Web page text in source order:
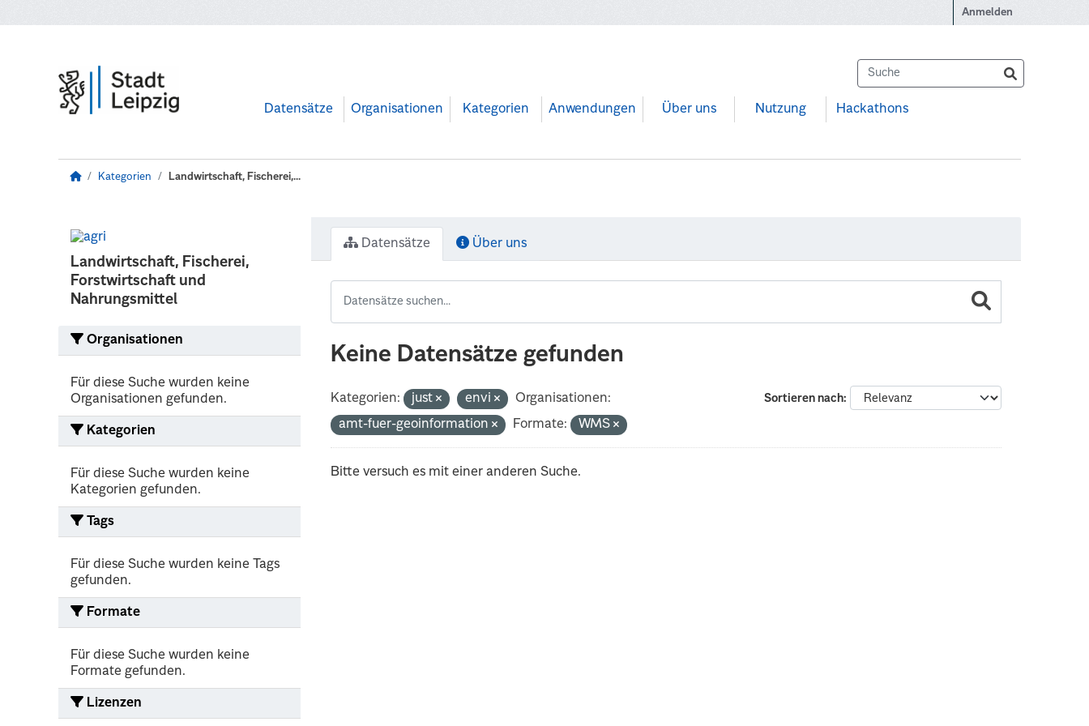
Anmelden
Datensätze Organisationen Kategorien Anwendungen Über uns Nutzung Hackathons
Kategorien Landwirtschaft, Fischerei,...
Landwirtschaft, Fischerei,
Forstwirtschaft und
Nahrungsmittel
Organisationen
Für diese Suche wurden keine
Organisationen gefunden.
Kategorien
Für diese Suche wurden keine
Kategorien gefunden.
Tags
Für diese Suche wurden keine Tags
gefunden.
Formate
Für diese Suche wurden keine
Formate gefunden.
Lizenzen
Datensätze Über uns
Keine Datensätze gefunden
Sortieren nach
Kategorien: just envi
Organisationen:
amt-fuer-geoinformation
Formate: WMS
Bitte versuch es mit einer anderen Suche.